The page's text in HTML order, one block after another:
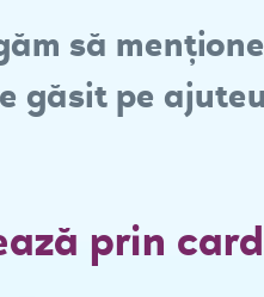
să
găsit pe
prin